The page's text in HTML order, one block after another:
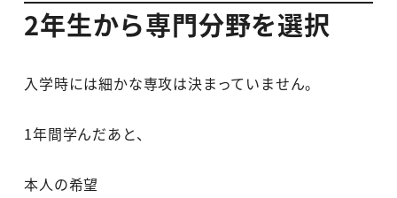
2年生から専門分野を選択
入学時には細かな専攻は決まっていません。
1年間学んだあと、
本人の希望